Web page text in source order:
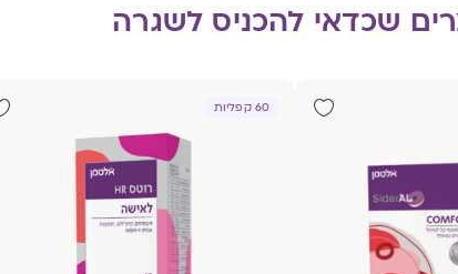
שכדאי להכניס לשגרה
60 קפליות